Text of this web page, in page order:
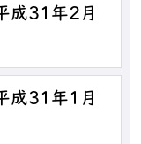
成31年2月
成31年1月